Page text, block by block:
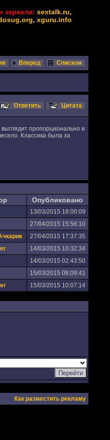
зеркала: sextalk.ru,
, xguru.info
Вперед Списком
Ответить Цитата
пропорционально и
Классика была за
Опубликовано
13/03/2015 18:00:09
27/04/2015 15:56:10
27/04/2015 17:37:35
14/03/2015 10:32:34
14/03/2015 02:43:50
15/03/2015 08:09:41
15/03/2015 10:07:14
Как разместить рекламу